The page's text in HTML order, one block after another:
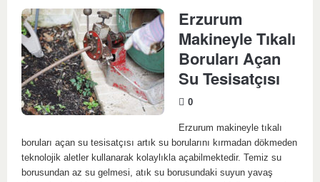
Erzurum
Makineyle Tıkalı
Boruları Açan
Su Tesisatçısı
0
Erzurum makineyle tıkalı
boruları açan su tesisatçısı artık su borularını kırmadan dökmeden
teknolojik aletler kullanarak kolaylıkla açabilmektedir. Temiz su
borusundan az su gelmesi, atık su borusundaki suyun yavaş